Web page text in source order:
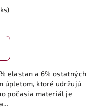
elastan a 6% ostatných
úpletom, ktoré udržujú
počasia materiál je